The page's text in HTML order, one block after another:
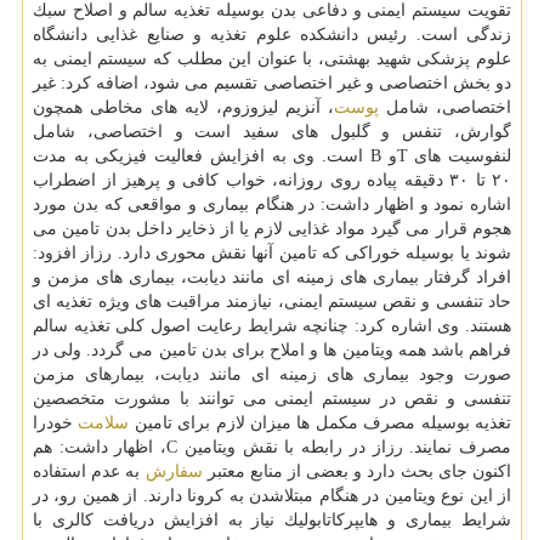
تقویت سیستم ایمنی و دفاعی بدن بوسیله تغذیه سالم و اصلاح سبك
زندگی است. رئیس دانشكده علوم تغذیه و صنایع غذایی دانشگاه
علوم پزشكی شهید بهشتی، با عنوان این مطلب كه سیستم ایمنی به
دو بخش اختصاصی و غیر اختصاصی تقسیم می شود، اضافه كرد: غیر
اختصاصی، شامل پوست، آنزیم لیزوزوم، لایه های مخاطی همچون
گوارش، تنفس و گلبول های سفید است و اختصاصی، شامل
لنفوسیت های Tو B است. وی به افزایش فعالیت فیزیكی به مدت
۲۰ تا ۳۰ دقیقه پیاده روی روزانه، خواب كافی و پرهیز از اضطراب
اشاره نمود و اظهار داشت: در هنگام بیماری و مواقعی كه بدن مورد
هجوم قرار می گیرد مواد غذایی لازم یا از ذخایر داخل بدن تامین می
شوند یا بوسیله خوراكی كه تامین آنها نقش محوری دارد. رزاز افزود:
افراد گرفتار بیماری های زمینه ای مانند دیابت، بیماری های مزمن و
حاد تنفسی و نقص سیستم ایمنی، نیازمند مراقبت های ویژه تغذیه ای
هستند. وی اشاره كرد: چنانچه شرایط رعایت اصول كلی تغذیه سالم
فراهم باشد همه ویتامین ها و املاح برای بدن تامین می گردد. ولی در
صورت وجود بیماری های زمینه ای مانند دیابت، بیمارهای مزمن
تنفسی و نقص در سیستم ایمنی می توانند با مشورت متخصصین
تغذیه بوسیله مصرف مكمل ها میزان لازم برای تامین سلامت خودرا
مصرف نمایند. رزاز در رابطه با نقش ویتامین C، اظهار داشت: هم
اكنون جای بحث دارد و بعضی از منابع معتبر سفارش به عدم استفاده
از این نوع ویتامین در هنگام مبتلاشدن به كرونا دارند. از همین رو، در
شرایط بیماری و هایپركاتابولیك نیاز به افزایش دریافت كالری با